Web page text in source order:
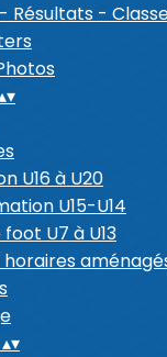
Résultats -
▾
U16 à U20
U15-U14
U7 à U13
horaires
▴▾